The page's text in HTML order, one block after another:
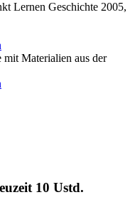
Lernen Geschichte 2005,
Materialien aus der
10 Ustd.